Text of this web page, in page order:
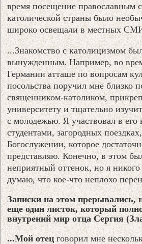
время посещение православным
католической страны было
широко освещали в местных
...Знакомство с католицизмом
вынужденным. Например, во
Германии атташе по вопросам
посольства поручил мне близко
священником-католиком,
университету и тщательно
с молодежью. Я участвовал в его
студентами, загородных
Богослужении, которое
представляю. Конечно, в этом
неприятный оттенок, но я
думаю, что кое-что неплохо
Записки на этом прерывались,
еще один листок, который
внутрений мир отца Сергия
...Мой отецговорил мне